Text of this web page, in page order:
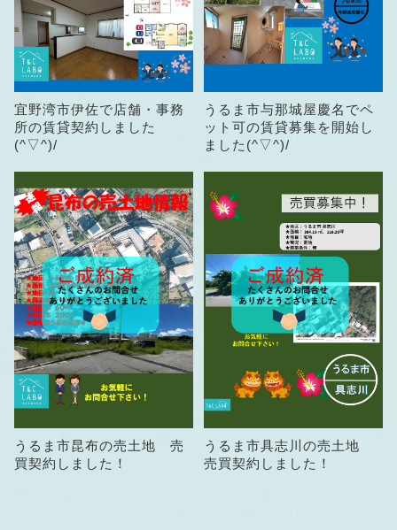
宜野湾市伊佐で店舗・事務
所の賃貸契約しました
(^▽^)/
うるま市与那城屋慶名でペ
ット可の賃貸募集を開始し
ました(^▽^)/
うるま市昆布の売土地 売
買契約しました！
うるま市具志川の売土地
売買契約しました！